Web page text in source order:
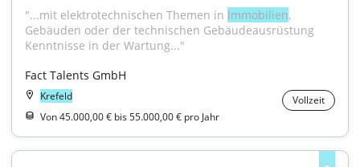
"...mit elektrotechnischen Themen in Immobilien,
Gebäuden oder der technischen Gebäudeausrüstung
Kenntnisse in der Wartung..."
Fact Talents GmbH
Krefeld
Vollzeit
Von 45.000,00 € bis 55.000,00 € pro Jahr